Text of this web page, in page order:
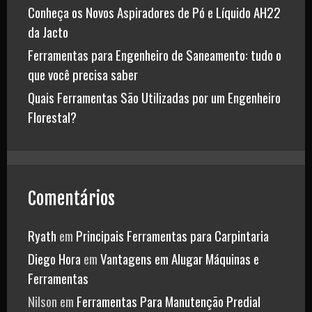
Conheça os Novos Aspiradores de Pó e Líquido AH22
da Jacto
Ferramentas para Engenheiro de Saneamento: tudo o
que você precisa saber
Quais Ferramentas São Utilizadas por um Engenheiro
Florestal?
Comentários
Ryath em Principais Ferramentas para Carpintaria
Diego Hora emVantagens em Alugar Máquinas e
Ferramentas
Nilson em Ferramentas Para Manutenção Predial